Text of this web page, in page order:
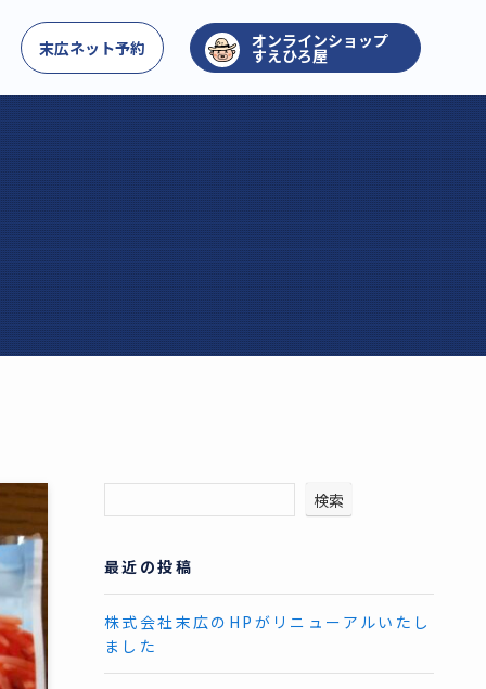
問い合わせ
末広ネット予約 すえひろ屋
検索
最近の投稿
株式会社末広のHPがリニューアルいたし
ました